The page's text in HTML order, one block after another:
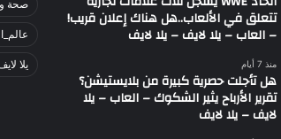
تتعلق في الألعاب..هل هناك إعلان قريب!
– العاب – يلا لايف – يلا لايف
منذ 7 أيام
هل تأجلت حصرية كبيرة من بلايستيشن؟
تقرير الأرباح يثير الشكوك – العاب – يلا
لايف – يلا لايف
صحة
يلا